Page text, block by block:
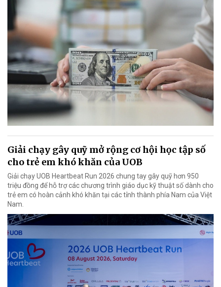
Giải chạy gây quỹ mở rộng cơ hội học tập số
cho trẻ em khó khăn của UOB
Giải chạy UOB Heartbeat Run 2026 chung tay gây quỹ hơn 950
triệu đồng để hỗ trợ các chương trình giáo dục kỹ thuật số dành cho
trẻ em có hoàn cảnh khó khăn tại các tỉnh thành phía Nam của Việt
Nam.